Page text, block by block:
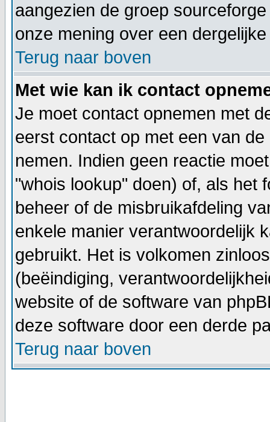
aangezien de groep
onze mening over een
Terug naar boven
Met wie kan ik contact
Je moet contact opnemen met
eerst contact op met een van
nemen. Indien geen reactie
"whois lookup" doen) of, als het
beheer of de misbruikafdeling
enkele manier verantwoordelijk
gebruikt. Het is volkomen
(beëindiging,
website of de software van
deze software door een derde
Terug naar boven